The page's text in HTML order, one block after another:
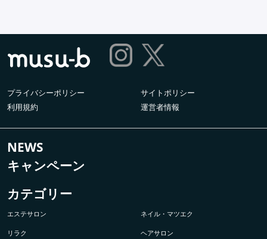
プライバシーポリシー
サイトポリシー
利用規約
運営者情報
NEWS
キャンペーン
カテゴリー
エステサロン ネイル・マツエク
リラク ヘアサロン